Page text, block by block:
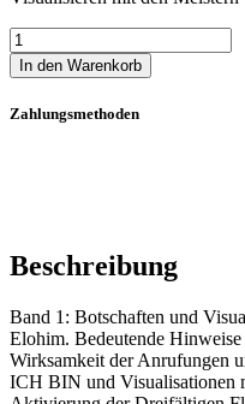
Visualisieren
mit
den
Band
In den Warenkorb
Zahlungsmethoden
Beschreibung
Band 1: Botschaften und
Elohim. Bedeutende
Wirksamkeit der Anrufungen
ICH BIN und Visualisationen